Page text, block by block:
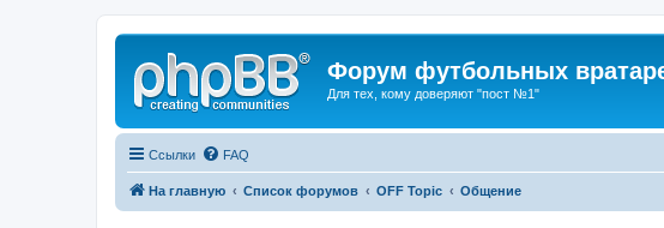
Форум футбольных
Для тех, кому доверяют "пост №1"
Ссылки FAQ
На главную Список форумов OFF Topic Общение